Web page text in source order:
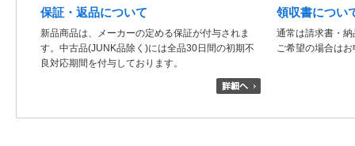
保証・返品について
新品商品は、メーカーの定める保証が付与されま
す。中古品(JUNK品除く)には全品30日間の初期不
良対応期間を付与しております。
領収書につい
通常は請求書・
ご希望の場合は